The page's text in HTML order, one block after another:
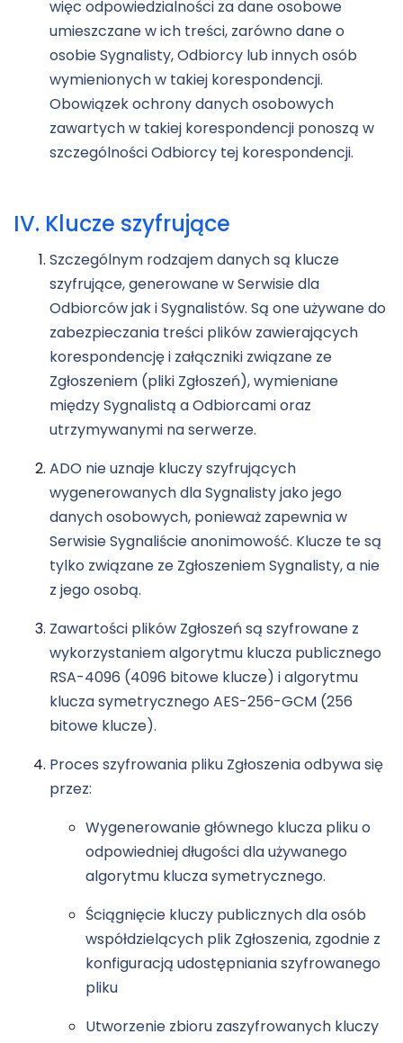
więc odpowiedzialności za dane osobowe
umieszczane w ich treści, zarówno dane o
osobie Sygnalisty, Odbiorcy lub innych osób
wymienionych w takiej korespondencji.
Obowiązek ochrony danych osobowych
zawartych w takiej korespondencji ponoszą w
szczególności Odbiorcy tej korespondencji.
IV. Klucze szyfrujące
Szczególnym rodzajem danych są klucze
szyfrujące, generowane w Serwisie dla
Odbiorców jak i Sygnalistów. Są one używane do
zabezpieczania treści plików zawierających
korespondencję i załączniki związane ze
Zgłoszeniem (pliki Zgłoszeń), wymieniane
między Sygnalistą a Odbiorcami oraz
utrzymywanymi na serwerze.
ADO nie uznaje kluczy szyfrujących
wygenerowanych dla Sygnalisty jako jego
danych osobowych, ponieważ zapewnia w
Serwisie Sygnaliście anonimowość. Klucze te są
tylko związane ze Zgłoszeniem Sygnalisty, a nie
z jego osobą.
Zawartości plików Zgłoszeń są szyfrowane z
wykorzystaniem algorytmu klucza publicznego
RSA-4096 (4096 bitowe klucze) i algorytmu
klucza symetrycznego AES-256-GCM (256
bitowe klucze).
Proces szyfrowania pliku Zgłoszenia odbywa się
przez:
Wygenerowanie głównego klucza pliku o
odpowiedniej długości dla używanego
algorytmu klucza symetrycznego.
Ściągnięcie kluczy publicznych dla osób
współdzielących plik Zgłoszenia, zgodnie z
konfiguracją udostępniania szyfrowanego
pliku
Utworzenie zbioru zaszyfrowanych kluczy